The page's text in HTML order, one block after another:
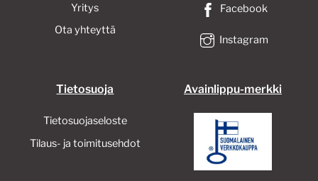
Yritys
Ota yhteyttä
Facebook
Instagram
Tietosuoja
Tietosuojaseloste
Tilaus- ja toimitusehdot
Avainlippu-merkki